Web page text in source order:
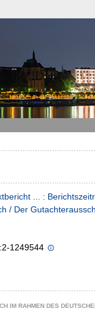
... :
/ Der
1249544
IM RAHMEN DES